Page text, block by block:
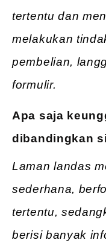
tertentu dan
melakukan
pembelian,
formulir.
Apa saja
dibandingkan
Laman landas
sederhana,
tertentu,
berisi banyak